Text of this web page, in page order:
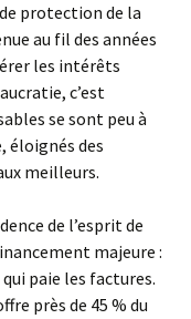
protection de la
au fil des années
les intérêts
c’est
se sont peu à
éloignés des
meilleurs.
de l’esprit de
majeure :
paie les factures.
près de 45 % du